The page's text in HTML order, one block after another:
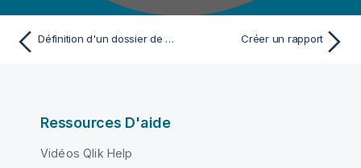
Définition d'un dossier de rapports et d'un fichier de logo par défaut Créer un rapport
Ressources D'aide
Vidéos Qlik Help